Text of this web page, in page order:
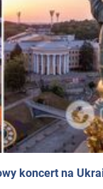
koncert na